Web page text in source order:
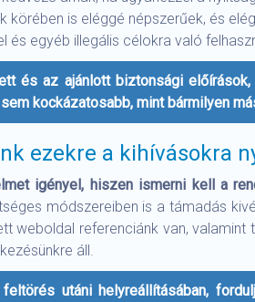
körében is eléggé népszerűek, és
egyéb illegális célokra való
és az ajánlott biztonsági
kockázatosabb, mint bármilyen
ezekre a kihívásokra
igényel, hiszen ismerni kell a
módszereiben is a támadás
weboldal referenciánk van,
áll.
utáni helyreállításában,